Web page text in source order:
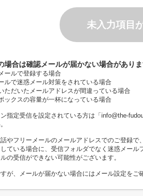
未入力項目
場合は確認メールが届かない場合がありま
ールで登録する場合
ルで迷惑メール対策をされている場合
ただいたメールアドレスが間違っている場合
ックスの容量が一杯になっている場合
指定受信を設定されている方は「info@the-
やフリーメールのメールアドレスでのご登録で
ている場合に、受信フォルダでなく迷惑メール
の受信ができない可能性がございます。
が、メールが届かない場合にはメール設定をご